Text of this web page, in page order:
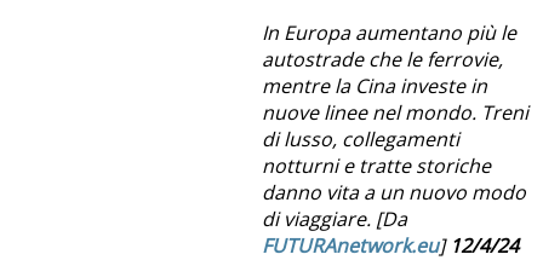
In Europa aumentano più le
autostrade che le ferrovie,
mentre la Cina investe in
nuove linee nel mondo. Treni
di lusso, collegamenti
notturni e tratte storiche
danno vita a un nuovo modo
di viaggiare. [Da
FUTURAnetwork.eu] 12/4/24